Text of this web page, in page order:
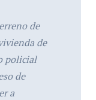
de
de
policial
de
a